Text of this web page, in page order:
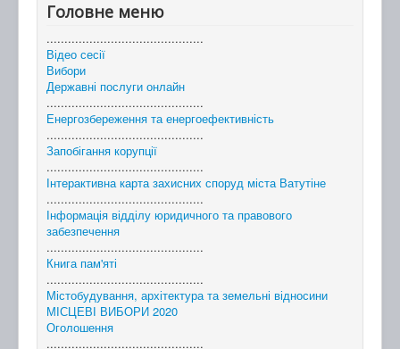
Головне меню
............................................
Відео сесії
Вибори
Державні послуги онлайн
............................................
Енергозбереження та енергоефективність
............................................
Запобігання корупції
............................................
Інтерактивна карта захисних споруд міста Ватутіне
............................................
Інформація відділу юридичного та правового
забезпечення
............................................
Книга пам'яті
............................................
Містобудування, архітектура та земельні відносини
МІСЦЕВІ ВИБОРИ 2020
Оголошення
............................................